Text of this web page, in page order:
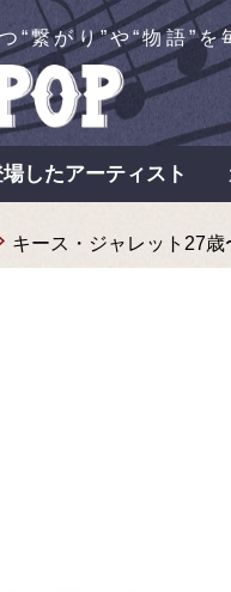
“繋がり”や“物語”
したアーティスト
キース・ジャレット27